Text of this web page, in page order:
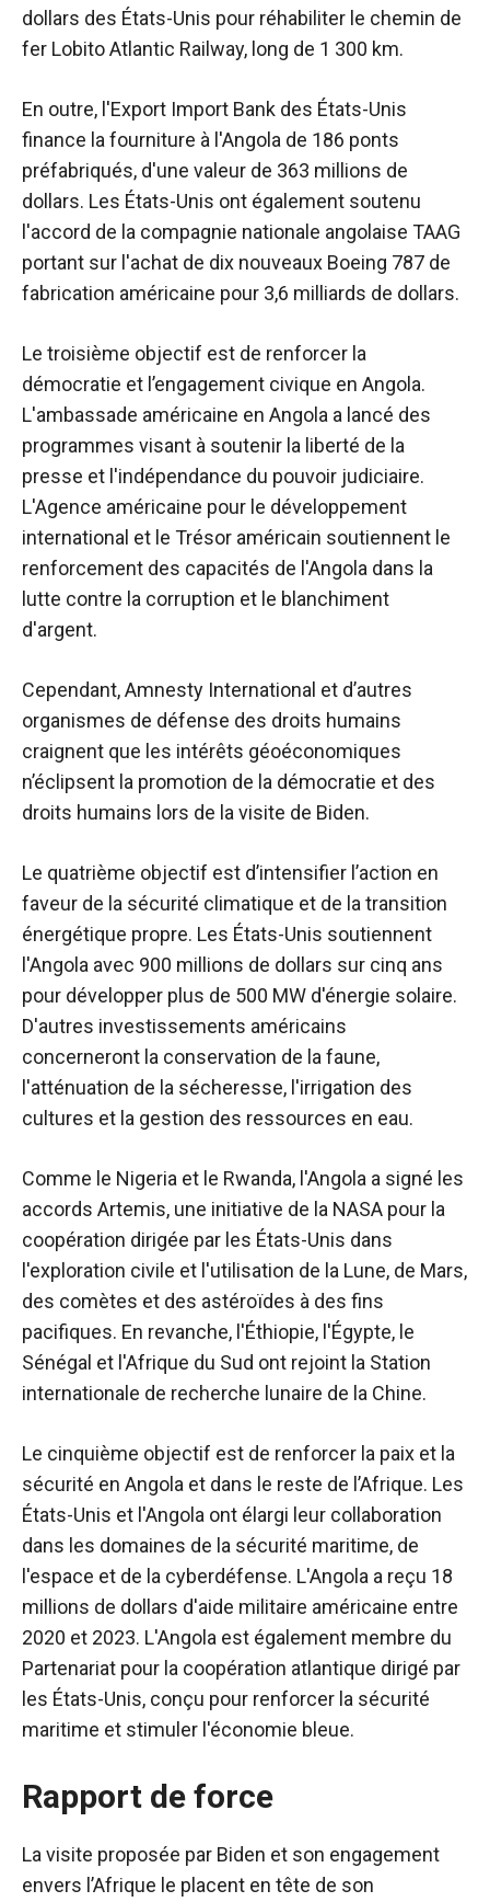
dollars des États-Unis pour réhabiliter le chemin de
fer Lobito Atlantic Railway, long de 1 300 km.
En outre, l'Export Import Bank des États-Unis
finance la fourniture à l'Angola de 186 ponts
préfabriqués, d'une valeur de 363 millions de
dollars. Les États-Unis ont également soutenu
l'accord de la compagnie nationale angolaise TAAG
portant sur l'achat de dix nouveaux Boeing 787 de
fabrication américaine pour 3,6 milliards de dollars.
Le troisième objectif est de renforcer la
démocratie et l’engagement civique en Angola.
L'ambassade américaine en Angola a lancé des
programmes visant à soutenir la liberté de la
presse et l'indépendance du pouvoir judiciaire.
L'Agence américaine pour le développement
international et le Trésor américain soutiennent le
renforcement des capacités de l'Angola dans la
lutte contre la corruption et le blanchiment
d'argent.
Cependant, Amnesty International et d’autres
organismes de défense des droits humains
craignent que les intérêts géoéconomiques
n’éclipsent la promotion de la démocratie et des
droits humains lors de la visite de Biden.
Le quatrième objectif est d’intensifier l’action en
faveur de la sécurité climatique et de la transition
énergétique propre. Les États-Unis soutiennent
l'Angola avec 900 millions de dollars sur cinq ans
pour développer plus de 500 MW d'énergie solaire.
D'autres investissements américains
concerneront la conservation de la faune,
l'atténuation de la sécheresse, l'irrigation des
cultures et la gestion des ressources en eau.
Comme le Nigeria et le Rwanda, l'Angola a signé les
accords Artemis, une initiative de la NASA pour la
coopération dirigée par les États-Unis dans
l'exploration civile et l'utilisation de la Lune, de Mars,
des comètes et des astéroïdes à des fins
pacifiques. En revanche, l'Éthiopie, l'Égypte, le
Sénégal et l'Afrique du Sud ont rejoint la Station
internationale de recherche lunaire de la Chine.
Le cinquième objectif est de renforcer la paix et la
sécurité en Angola et dans le reste de l’Afrique. Les
États-Unis et l'Angola ont élargi leur collaboration
dans les domaines de la sécurité maritime, de
l'espace et de la cyberdéfense. L'Angola a reçu 18
millions de dollars d'aide militaire américaine entre
2020 et 2023. L'Angola est également membre du
Partenariat pour la coopération atlantique dirigé par
les États-Unis, conçu pour renforcer la sécurité
maritime et stimuler l'économie bleue.
Rapport de force
La visite proposée par Biden et son engagement
envers l’Afrique le placent en tête de son